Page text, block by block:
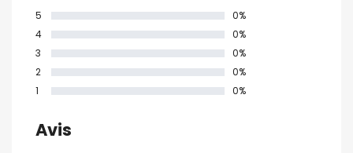
5
0%
4
0%
3
0%
2
0%
1
0%
Avis